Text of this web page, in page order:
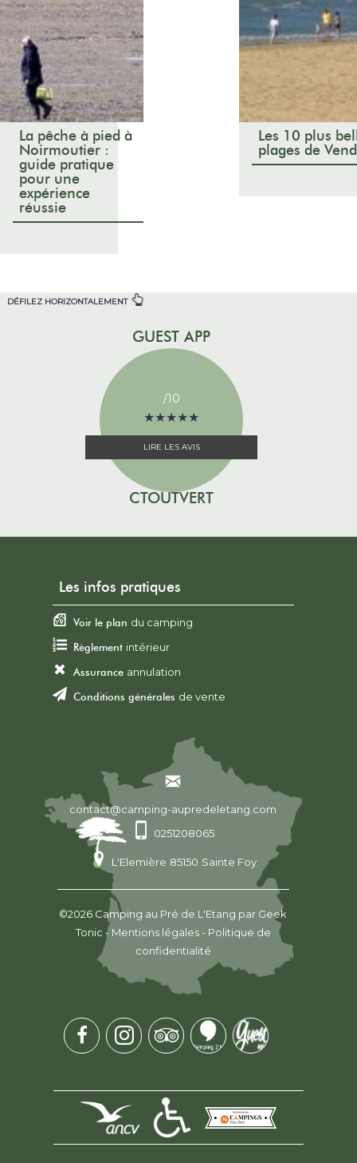
La pêche à pied à
Noirmoutier :
guide pratique
pour une
expérience
réussie
Les 10 plus
plages de
DÉFILEZ HORIZONTALEMENT
GUEST APP
/10
★★★★★
★★★★★
LIRE LES AVIS
CTOUTVERT
Les infos pratiques
Voir le plan du camping
Règlement intérieur
Assurance annulation
Conditions générales de vente
contact@camping-aupredeletang.com
0251208065
L'Elemière 85150 Sainte Foy
©2026 Camping au Pré de L'Etang par Geek
Tonic - Mentions légales- Politique de
confidentialité